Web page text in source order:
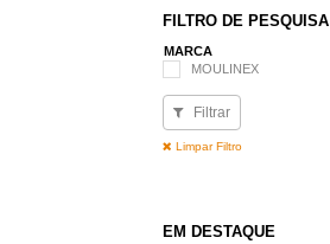
FILTRO DE PESQUISA
MARCA
MOULINEX
Filtrar
Limpar Filtro
EM DESTAQUE